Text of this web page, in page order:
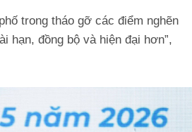
trong tháo gỡ các điểm nghẽn
hạn, đồng bộ và hiện đại hơn”,